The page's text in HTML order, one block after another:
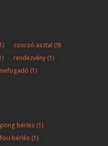
csocsó asztal (9)
rendezvény(1)
(1)
bérlés (1)
bérlés (1)